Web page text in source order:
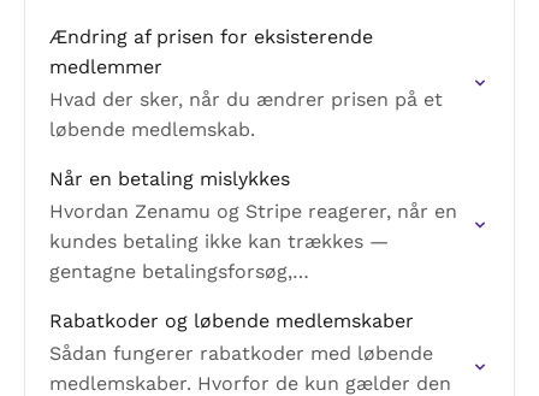
Ændring af prisen for eksisterende
medlemmer
Hvad der sker, når du ændrer prisen på et
løbende medlemskab.
Når en betaling mislykkes
Hvordan Zenamu og Stripe reagerer, når en
kundes betaling ikke kan trækkes —
gentagne betalingsforsøg,
og hvornår og hvordan du kan træde til som
studie.
Rabatkoder og løbende medlemskaber
Sådan fungerer rabatkoder med løbende
medlemskaber. Hvorfor de kun gælder den